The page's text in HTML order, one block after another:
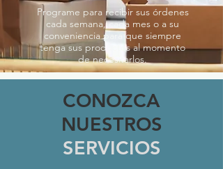
Programe para recibir sus órdenes
cada semana, cada mes o a su
conveniencia para que siempre
tenga sus productos al momento
de necesitarlos.
CONOZCA
NUESTROS
SERVICIOS